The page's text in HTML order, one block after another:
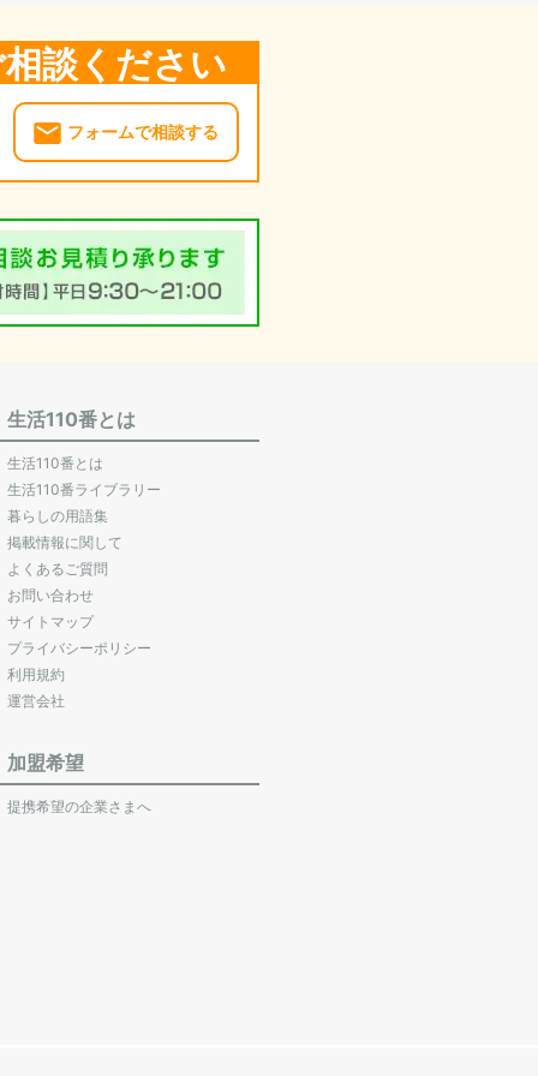
談ください
フォームで相談する
生活110番とは
生活110番とは
生活110番ライブラリー
暮らしの用語集
掲載情報に関して
よくあるご質問
お問い合わせ
サイトマップ
プライバシーポリシー
利用規約
運営会社
加盟希望
提携希望の企業さまへ